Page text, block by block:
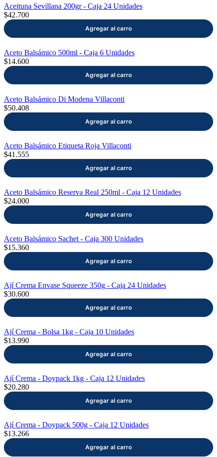
Aceituna Sevillana 200gr - Caja 24 Unidades
$42.700
Aceto Balsámico 500ml - Caja 6 Unidades
$14.600
Aceto Balsámico Di Modena Villaconti
$50.408
Aceto Balsámico Etiqueta Roja Villaconti
$41.555
Aceto Balsámico Reserva Real 250ml - Caja 12 Unidades
$24.000
Aceto Balsámico Sachet - Caja 300 Unidades
$15.360
Ají Crema Envase Squeeze 350g - Caja 24 Unidades
$30.600
Ají Crema - Bolsa 1kg - Caja 10 Unidades
$13.990
Ají Crema - Doypack 1kg - Caja 12 Unidades
$20.280
Ají Crema - Doypack 500g - Caja 12 Unidades
$13.266